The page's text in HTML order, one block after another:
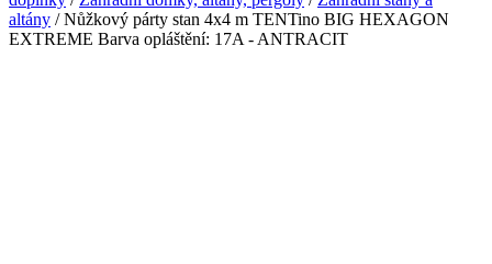
altány / Nůžkový párty stan 4x4 m TENTino BIG HEXAGON
EXTREME Barva opláštění: 17A - ANTRACIT